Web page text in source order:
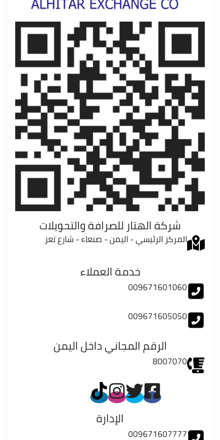
شركة الهتار للصرافة والتحويلات
المركز الرئيسي - اليمن - صنعاء - شارع تعز
خدمة العملاء
009671601060
009671605050
الرقم المجاني داخل اليمن
8007070
الإدارة
009671607777